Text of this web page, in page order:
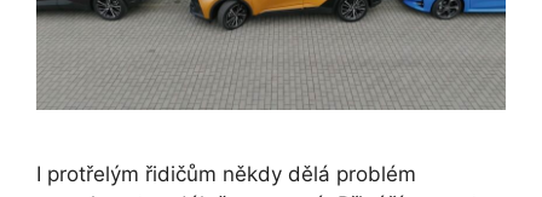
I protřelým řidičům někdy dělá problém